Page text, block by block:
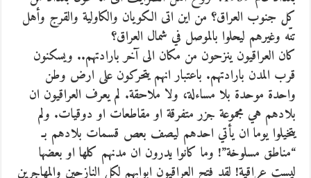
كل جنوب العراق؟ من اين اتى الكويان والكاولية والقرج وأهل
تنّه وغيرهم ليحلوا بالموصل في شمال العراق؟
كان العراقيون ينزحون من مكان الى آخر بارادتهم.. ويسكنون
قرب المدن بارادتهم. باعتبار انهم يتحركون على ارض وطن
واحدة موحدة بلا مساءلة، ولا ملاحقة. لم يعرف العراقيون ان
بلادهم هي مجموعة جزر متفرقة او مقاطعات او دوقيات. ولم
يتخيلوا يوما ان يأتي احدهم ليصف بعص قسمات بلادهم بـ
“مناطق مسلوخة”! وما كانوا يدرون ان مدنهم كلها او بعضها
ليست عراقية! لقد فتح العراقيون ابوابهم لكل النازحين والمهاجرين